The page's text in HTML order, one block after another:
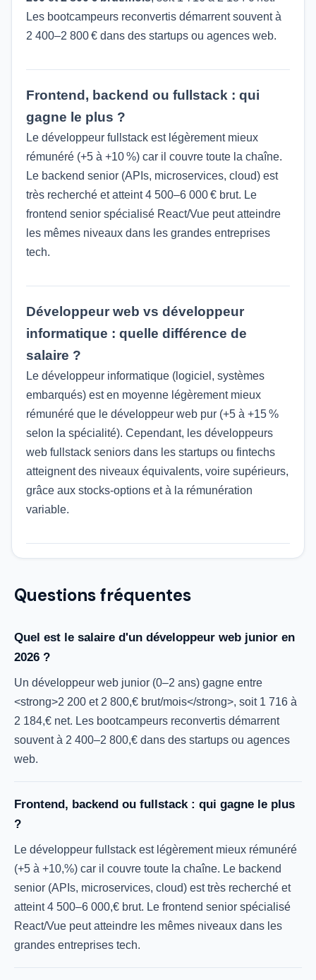
Les bootcampeurs reconvertis démarrent souvent à
2 400–2 800 € dans des startups ou agences web.
Frontend, backend ou fullstack : qui
gagne le plus ?
Le développeur fullstack est légèrement mieux
rémunéré (+5 à +10 %) car il couvre toute la chaîne.
Le backend senior (APIs, microservices, cloud) est
très recherché et atteint 4 500–6 000 € brut. Le
frontend senior spécialisé React/Vue peut atteindre
les mêmes niveaux dans les grandes entreprises
tech.
Développeur web vs développeur
informatique : quelle différence de
salaire ?
Le développeur informatique (logiciel, systèmes
embarqués) est en moyenne légèrement mieux
rémunéré que le développeur web pur (+5 à +15 %
selon la spécialité). Cependant, les développeurs
web fullstack seniors dans les startups ou fintechs
atteignent des niveaux équivalents, voire supérieurs,
grâce aux stocks-options et à la rémunération
variable.
Questions fréquentes
Quel est le salaire d'un développeur web junior en
2026 ?
Un développeur web junior (0–2 ans) gagne entre
<strong>2 200 et 2 800,€ brut/mois</strong>, soit 1 716 à
2 184,€ net. Les bootcampeurs reconvertis démarrent
souvent à 2 400–2 800,€ dans des startups ou agences
web.
Frontend, backend ou fullstack : qui gagne le plus
?
Le développeur fullstack est légèrement mieux rémunéré
(+5 à +10,%) car il couvre toute la chaîne. Le backend
senior (APIs, microservices, cloud) est très recherché et
atteint 4 500–6 000,€ brut. Le frontend senior spécialisé
React/Vue peut atteindre les mêmes niveaux dans les
grandes entreprises tech.